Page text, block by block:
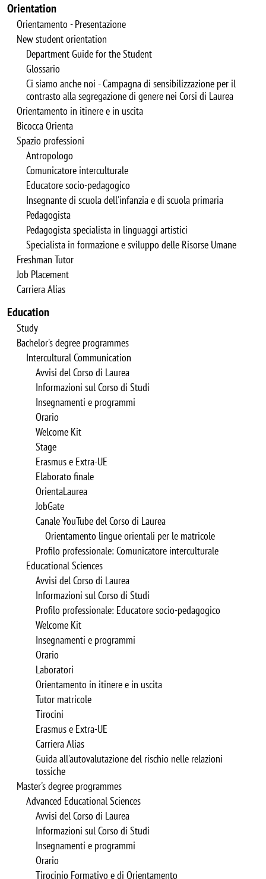
Orientation
Orientamento - Presentazione
New student orientation
Department Guide for the Student
Glossario
Ci siamo anche noi - Campagna di sensibilizzazione per il
contrasto alla segregazione di genere nei Corsi di Laurea
Orientamento in itinere e in uscita
Bicocca Orienta
Spazio professioni
Antropologo
Comunicatore interculturale
Educatore socio-pedagogico
Insegnante di scuola dell'infanzia e di scuola primaria
Pedagogista
Pedagogista specialista in linguaggi artistici
Specialista in formazione e sviluppo delle Risorse Umane
Freshman Tutor
Job Placement
Carriera Alias
Education
Study
Bachelor's degree programmes
Intercultural Communication
Avvisi del Corso di Laurea
Informazioni sul Corso di Studi
Insegnamenti e programmi
Orario
Welcome Kit
Stage
Erasmus e Extra-UE
Elaborato finale
OrientaLaurea
JobGate
Canale YouTube del Corso di Laurea
Orientamento lingue orientali per le matricole
Profilo professionale: Comunicatore interculturale
Educational Sciences
Avvisi del Corso di Laurea
Informazioni sul Corso di Studi
Profilo professionale: Educatore socio-pedagogico
Welcome Kit
Insegnamenti e programmi
Orario
Laboratori
Orientamento in itinere e in uscita
Tutor matricole
Tirocini
Erasmus e Extra-UE
Carriera Alias
Guida all'autovalutazione del rischio nelle relazioni
tossiche
Master's degree programmes
Advanced Educational Sciences
Avvisi del Corso di Laurea
Informazioni sul Corso di Studi
Insegnamenti e programmi
Orario
Tirocinio Formativo e di Orientamento